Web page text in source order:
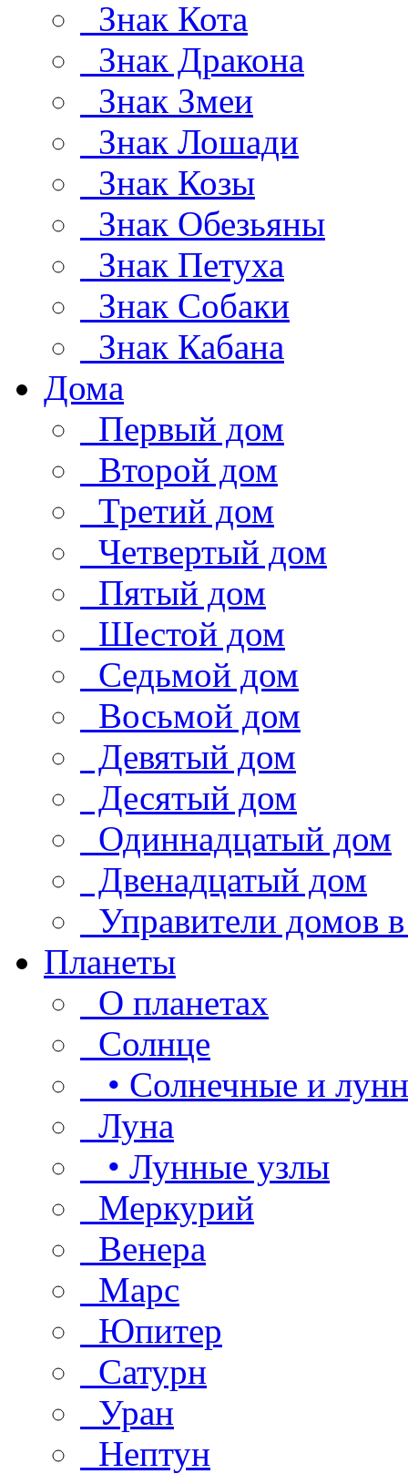
Знак Кота
Знак Дракона
Знак Змеи
Знак Лошади
Знак Козы
Знак Обезьяны
Знак Петуха
Знак Собаки
Знак Кабана
Дома
Первый дом
Второй дом
Третий дом
Четвертый дом
Пятый дом
Шестой дом
Седьмой дом
Восьмой дом
Девятый дом
Десятый дом
Одиннадцатый дом
Двенадцатый дом
Управители домов
Планеты
О планетах
Солнце
• Солнечные и
Луна
• Лунные узлы
Меркурий
Венера
Марс
Юпитер
Сатурн
Уран
Нептун